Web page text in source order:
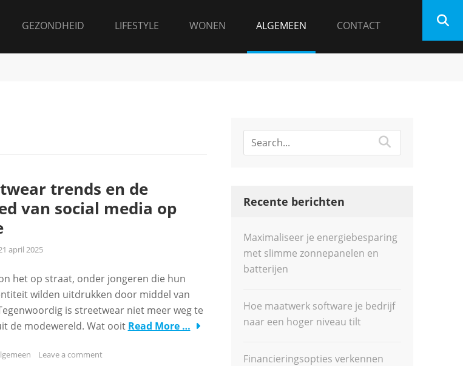
GEZONDHEID LIFESTYLE WONEN ALGEMEEN CONTACT
trends en de
van social media op
april 2025
het op straat, onder jongeren die hun
wilden uitdrukken door middel van
is streetwear niet meer weg te
de modewereld. Wat ooit Read More …
Leave a comment
Recente berichten
Maximaliseer je energiebesparing
met slimme zonnepanelen en
batterijen
Hoe maatwerk software je bedrijf
naar een hoger niveau tilt
Financieringsopties verkennen